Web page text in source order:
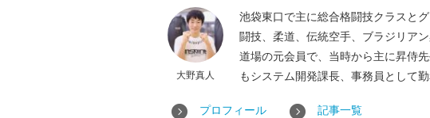
大野真人
池袋東口で主に総合格闘技クラスと
闘技、柔道、伝統空手、ブラジリア
道場の元会員で、当時から主に昇侍
もシステム開発課長、事務員として勤
プロフィール 記事一覧